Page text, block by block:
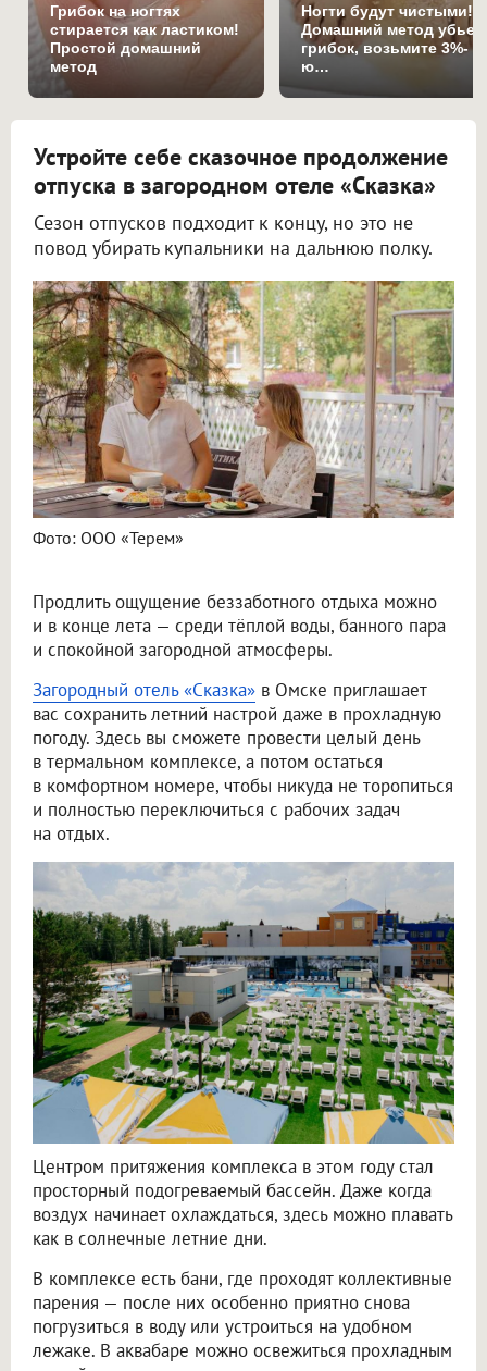
Грибок на ногтях
стирается как ластиком!
Простой домашний
метод
Ногти будут чистыми!
Домашний метод убьет
грибок, возьмите 3%-
ю…
Устройте себе сказочное продолжение
отпуска в загородном отеле «Сказка»
Сезон отпусков подходит к концу, но это не
повод убирать купальники на дальнюю полку.
Фото: ООО «Терем»
Продлить ощущение беззаботного отдыха можно
и в конце лета — среди тёплой воды, банного пара
и спокойной загородной атмосферы.
Загородный отель «Сказка» в Омске приглашает
вас сохранить летний настрой даже в прохладную
погоду. Здесь вы сможете провести целый день
в термальном комплексе, а потом остаться
в комфортном номере, чтобы никуда не торопиться
и полностью переключиться с рабочих задач
на отдых.
Центром притяжения комплекса в этом году стал
просторный подогреваемый бассейн. Даже когда
воздух начинает охлаждаться, здесь можно плавать
как в солнечные летние дни.
В комплексе есть бани, где проходят коллективные
парения — после них особенно приятно снова
погрузиться в воду или устроиться на удобном
лежаке. В аквабаре можно освежиться прохладным